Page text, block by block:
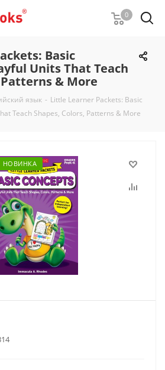
0
Basic
Units That Teach
& More
язык - Little Learner Packets: Basic
Teach Shapes, Colors, Patterns & More
НОВИНКА